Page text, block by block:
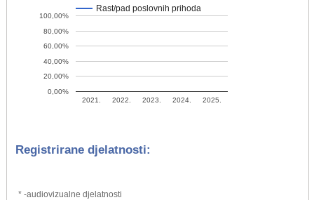
Rast/pad poslovnih prihoda
2021. 2022. 2023. 2024. 2025.
0,00%
20,00%
40,00%
60,00%
80,00%
100,00%
Registrirane djelatnosti:
* -audiovizualne djelatnosti